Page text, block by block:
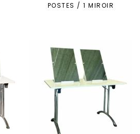
POSTES / 1 MIROIR